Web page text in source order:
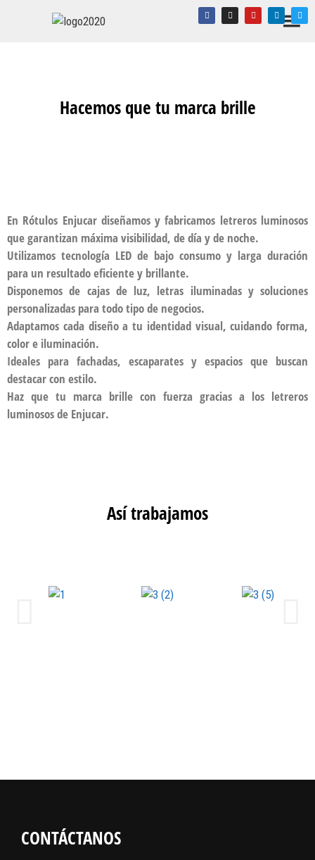
Hacemos que tu marca brille
En Rótulos Enjucar diseñamos y fabricamos letreros luminosos
que garantizan máxima visibilidad, de día y de noche.
Utilizamos tecnología LED de bajo consumo y larga duración
para un resultado eficiente y brillante.
Disponemos de cajas de luz, letras iluminadas y soluciones
personalizadas para todo tipo de negocios.
Adaptamos cada diseño a tu identidad visual, cuidando forma,
color e iluminación.
Ideales para fachadas, escaparates y espacios que buscan
destacar con estilo.
Haz que tu marca brille con fuerza gracias a los letreros
luminosos de Enjucar.
Así trabajamos
CONTÁCTANOS